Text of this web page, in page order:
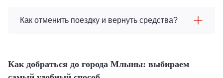
Как отменить поездку и вернуть средства?
Как добраться до города Млыны: выбираем